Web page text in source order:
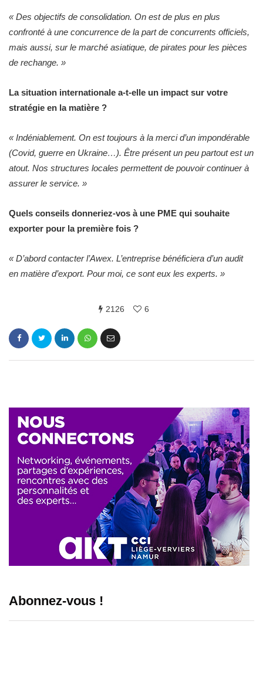
« Des objectifs de consolidation. On est de plus en plus
confronté à une concurrence de la part de concurrents officiels,
mais aussi, sur le marché asiatique, de pirates pour les pièces
de rechange. »
La situation internationale a-t-elle un impact sur votre
stratégie en la matière ?
« Indéniablement. On est toujours à la merci d’un impondérable
(Covid, guerre en Ukraine…). Être présent un peu partout est un
atout. Nos structures locales permettent de pouvoir continuer à
assurer le service. »
Quels conseils donneriez-vos à une PME qui souhaite
exporter pour la première fois ?
« D’abord contacter l’Awex. L’entreprise bénéficiera d’un audit
en matière d’export. Pour moi, ce sont eux les experts. »
2126 6
Abonnez-vous !